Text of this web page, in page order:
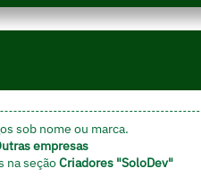
sob nome ou marca.
empresas
na seçãoCriadores "SoloDev"